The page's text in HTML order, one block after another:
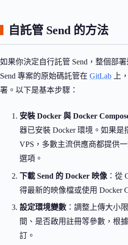
自託管 Send 的方法
如果你決定自行託管 Send，整個部
Send 專案的原始碼託管在 GitLab 上
署。以下是基本步驟：
安裝 Docker 與 Docker
器已安裝 Docker 環境。如果是
VPS，多數主流供應商都提供
選項。
下載 Send 的 Docker 映像 ：從
得最新的映像檔或使用 Docker
設定環境變數 ：調整上傳大小
間、是否啟用註冊等參數，根
訂。